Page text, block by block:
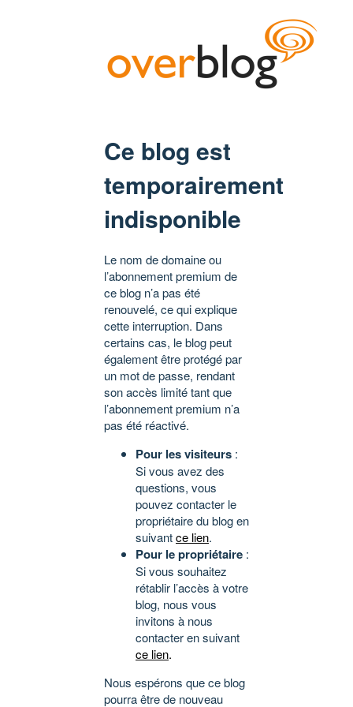
Ce blog est
temporairement
indisponible
Le nom de domaine ou
l’abonnement premium de
ce blog n’a pas été
renouvelé, ce qui explique
cette interruption. Dans
certains cas, le blog peut
également être protégé par
un mot de passe, rendant
son accès limité tant que
l’abonnement premium n’a
pas été réactivé.
Pour les visiteurs :
Si vous avez des
questions, vous
pouvez contacter le
propriétaire du blog en
suivantce lien.
Pour le propriétaire :
Si vous souhaitez
rétablir l’accès à votre
blog, nous vous
invitons à nous
contacter en suivant
ce lien.
Nous espérons que ce blog
pourra être de nouveau